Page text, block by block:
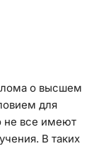
о высшем
для
не все имеют
В таких